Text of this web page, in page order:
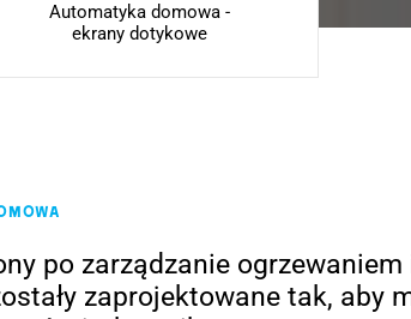
Automatyka domowa -
ekrany dotykowe
po zarządzanie
zaprojektowane tak, aby